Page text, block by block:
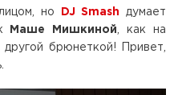
но
DJ Smash
думает
Маше Мишкиной
, как на
брюнеткой! Привет,